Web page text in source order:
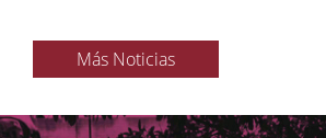
Más Noticias